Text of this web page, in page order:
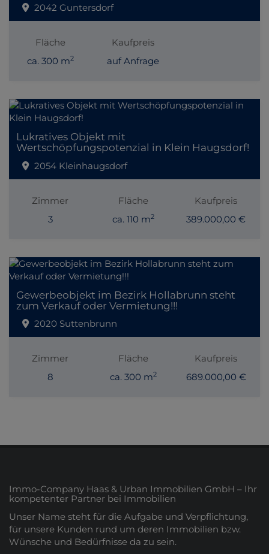
2042 Guntersdorf
Fläche
ca. 300 m2
Kaufpreis
auf Anfrage
Lukratives Objekt mit
Wertschöpfungspotenzial in Klein Haugsdorf!
2054 Kleinhaugsdorf
Zimmer
3
Fläche
ca. 110 m2
Kaufpreis
389.000,00 €
Gewerbeobjekt im Bezirk Hollabrunn steht
zum Verkauf oder Vermietung!!!
2020 Suttenbrunn
Zimmer
8
Fläche
ca. 300 m2
Kaufpreis
689.000,00 €
Immo-Company Haas & Urban Immobilien GmbH – Ihr
kompetenter Partner bei Immobilien
Unser Name steht für die Aufgabe und Verpflichtung,
für unsere Kunden rund um deren Immobilien bzw.
Wünsche und Bedürfnisse da zu sein.